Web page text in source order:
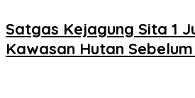
Satgas Kejagung Sita 1
Kawasan Hutan